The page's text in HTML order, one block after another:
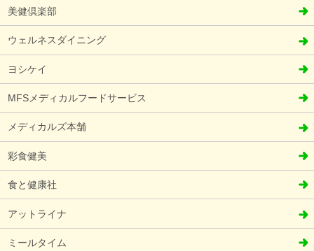
美健倶楽部
ウェルネスダイニング
ヨシケイ
MFSメディカルフードサービス
メディカルズ本舗
彩食健美
食と健康社
アットライナ
ミールタイム